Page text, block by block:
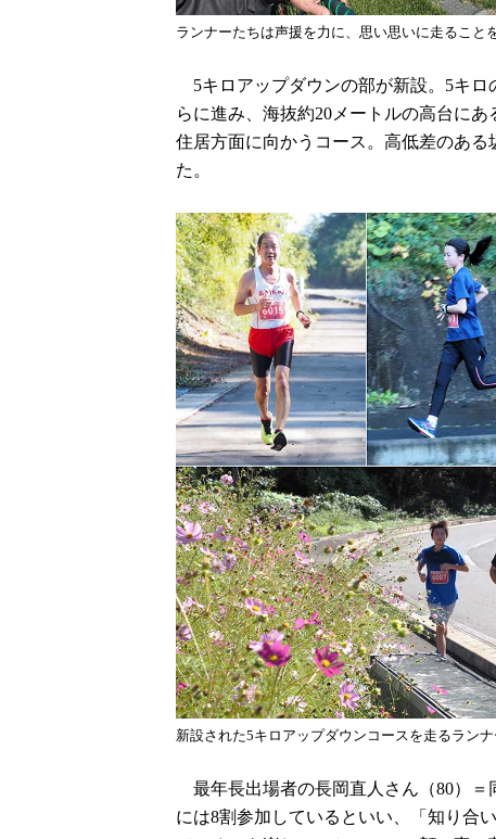
ランナーたちは声援を力に、思い思いに走ること
5キロアップダウンの部が新設。5キロ
らに進み、海抜約20メートルの高台に
住居方面に向かうコース。高低差のあ
た。
新設された5キロアップダウンコースを走るランナ
最年長出場者の長岡直人さん（80）＝
には8割参加しているといい、「知り合